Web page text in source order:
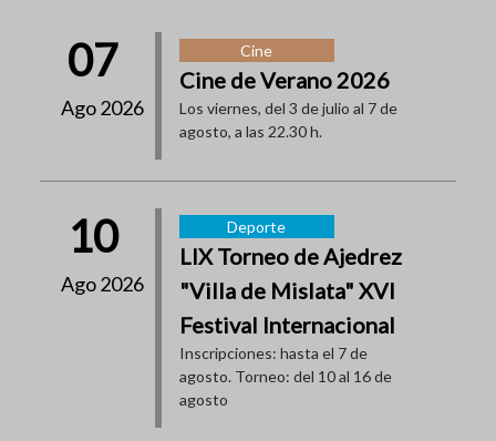
07
Ago 2026
Cine
Cine de Verano 2026
Los viernes, del 3 de julio al 7 de
agosto, a las 22.30 h.
10
Ago 2026
Deporte
LIX Torneo de Ajedrez
"Villa de Mislata" XVI
Festival Internacional
Inscripciones: hasta el 7 de
agosto. Torneo: del 10 al 16 de
agosto